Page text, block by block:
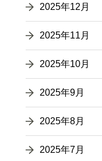
2025年12月
2025年11月
2025年10月
2025年9月
2025年8月
2025年7月